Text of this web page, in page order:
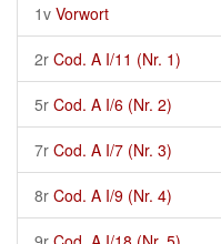
1v Vorwort
2r Cod. A I/11 (Nr. 1)
5r Cod. A I/6 (Nr. 2)
7r Cod. A I/7 (Nr. 3)
8r Cod. A I/9 (Nr. 4)